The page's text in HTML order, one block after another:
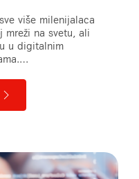
više milenijalaca
mreži na svetu, ali
u digitalnim